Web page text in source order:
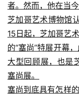
者。然而，他在当
芝加哥艺术博物馆
15日起，芝加哥艺
的“塞尚”特展开幕
大型回顾展，也是
塞尚展。
塞尚到底具有怎样